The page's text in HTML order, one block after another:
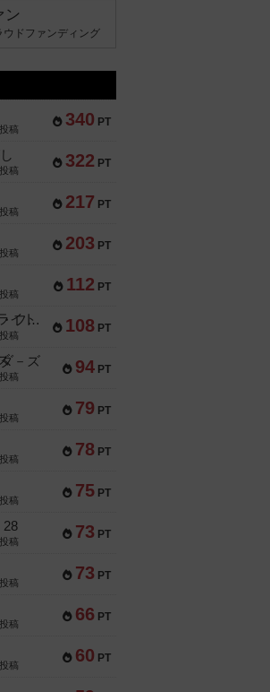
ン
ドファンディング
340 PT
稿
322 PT
稿
217 PT
稿
203 PT
稿
112 PT
稿
108 PT
ファースト・イン・フライト
稿
94 PT
－ズ
稿
79 PT
稿
78 PT
稿
75 PT
稿
73 PT
28
稿
73 PT
稿
66 PT
稿
60 PT
稿